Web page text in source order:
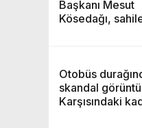
Başkanı Mesut
Kösedağı,
Otobüs
skandal
Karşısındaki